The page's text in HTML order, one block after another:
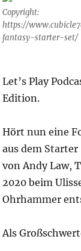
Copyright:
https://
fantasy-starter-set/
Let’s Play
Edition.
Hört nun eine
aus dem
von Andy Law,
2020 beim
Ohrhammer
Als